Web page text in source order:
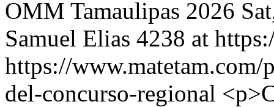
OMM Tamaulipas 2026
Samuel Elias 4238 at
https://www.matetam.com/
del-concurso-regional